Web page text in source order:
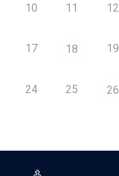
10 11 12
17 18 19
24 25 26